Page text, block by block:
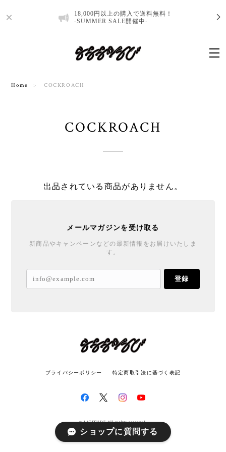
18,000円以上の購入で送料無料！
-SUMMER SALE開催中-
Home COCKROACH
COCKROACH
出品されている商品がありません。
メールマガジンを受け取る
新商品やキャンペーンなどの最新情報をお届けいたしま
す。
登録
プライバシーポリシー 特定商取引法に基づく表記
© LATITUDE All rights reserved.
ショップに質問する